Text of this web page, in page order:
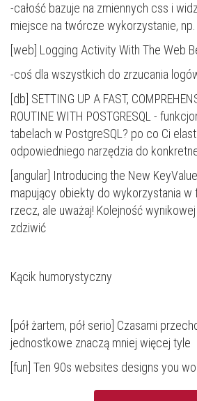
-całość bazuje na zmiennych css i
miejsce na twórcze wykorzystanie,
[web] Logging Activity With The Web
-coś dla wszystkich do zrzucania
[db] SETTING UP A FAST,
ROUTINE WITH POSTGRESQL -
tabelach w PostgreSQL? po co Ci
odpowiedniego narzędzia do
[angular] Introducing the New
mapujący obiekty do wykorzystania w
rzecz, ale uważaj! Kolejność
zdziwić
Kącik humorystyczny
[pół żartem, pół serio] Czasami
jednostkowe znaczą mniej więcej tyle
[fun] Ten 90s websites designs you